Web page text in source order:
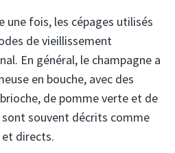
une fois, les cépages utilisés
de vieillissement
En général, le champagne a
en bouche, avec des
de pomme verte et de
souvent décrits comme
directs.